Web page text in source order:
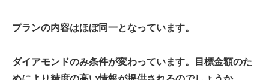
プランの内容はほぼ同一となっています。
ダイアモンドのみ条件が変わっています。目標金額のた